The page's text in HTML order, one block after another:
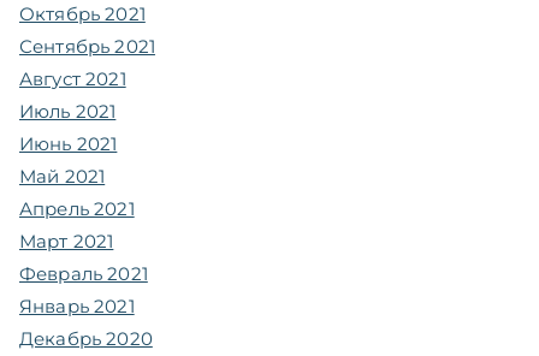
Октябрь 2021
Сентябрь 2021
Август 2021
Июль 2021
Июнь 2021
Май 2021
Апрель 2021
Март 2021
Февраль 2021
Январь 2021
Декабрь 2020